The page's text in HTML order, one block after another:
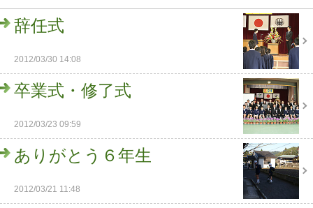
辞任式
2012/03/30 14:08
卒業式・修了式
2012/03/23 09:59
ありがとう６年生
2012/03/21 11:48